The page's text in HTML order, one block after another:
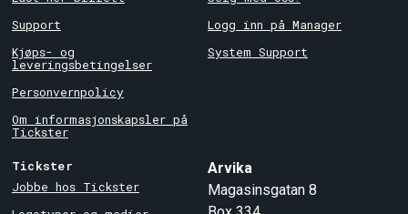
Support
Kjøps- og
leveringsbetingelser
Personvernpolicy
Om informasjonskapsler på
Tickster
Logg inn på Manager
System Support
Tickster
Jobbe hos Tickster
Arvika
Magasinsgatan 8